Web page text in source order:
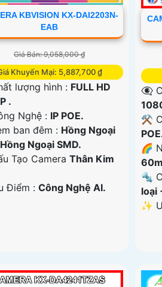
KBVISION KX-DAI2203N-
EAB
Giá Bán: 9,058,000 ₫
Khuyến Mại: 5,887,700 ₫
lượng hình : FULL HD
.
Nghệ : IP POE.
ban đêm : Hồng Ngoại
Ngoại SMD.
Tạo CameraThân Kim
Điểm :Công Nghệ AI.
👁️‍🗨
⚒
🌈
🔩
loại
️✨